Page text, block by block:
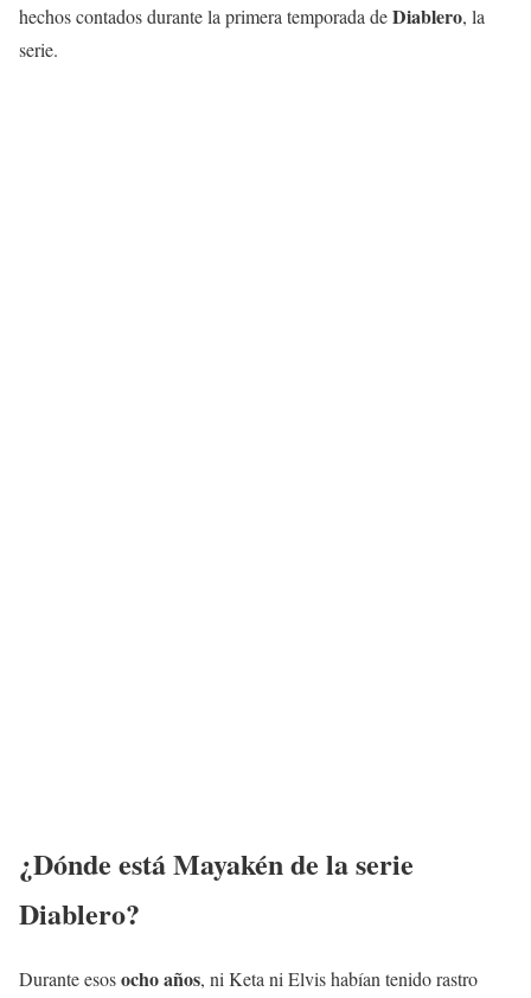
hechos contados durante la primera temporada deDiablero, la
serie.
¿Dónde está Mayakén de la serie
Diablero?
Durante esosocho años, ni Keta ni Elvis habían tenido rastro